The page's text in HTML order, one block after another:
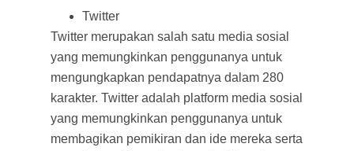
Twitter
Twitter merupakan salah satu media sosial
yang memungkinkan penggunanya untuk
mengungkapkan pendapatnya dalam 280
karakter. Twitter adalah platform media sosial
yang memungkinkan penggunanya untuk
membagikan pemikiran dan ide mereka serta